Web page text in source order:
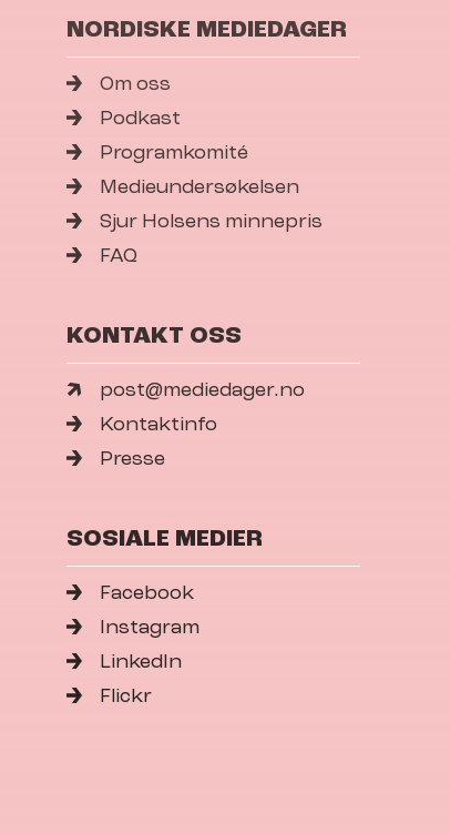
NORDISKE MEDIEDAGER
Om oss
Podkast
Programkomité
Medieundersøkelsen
Sjur Holsens minnepris
FAQ
KONTAKT OSS
post@mediedager.no
Kontaktinfo
Presse
SOSIALE MEDIER
Facebook
Instagram
LinkedIn
Flickr